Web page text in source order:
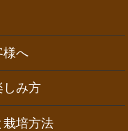
様へ
しみ方
栽培方法